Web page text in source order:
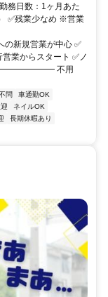
務日数：1ヶ月あた
✅残業少なめ ※営業
の新規営業が中心 ✅
業からスタート ✅ノ
不用
問
車通勤OK
ネイルOK
長期休暇あり